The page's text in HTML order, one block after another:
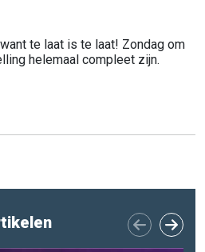
te laat is te laat! Zondag om
helemaal compleet zijn.